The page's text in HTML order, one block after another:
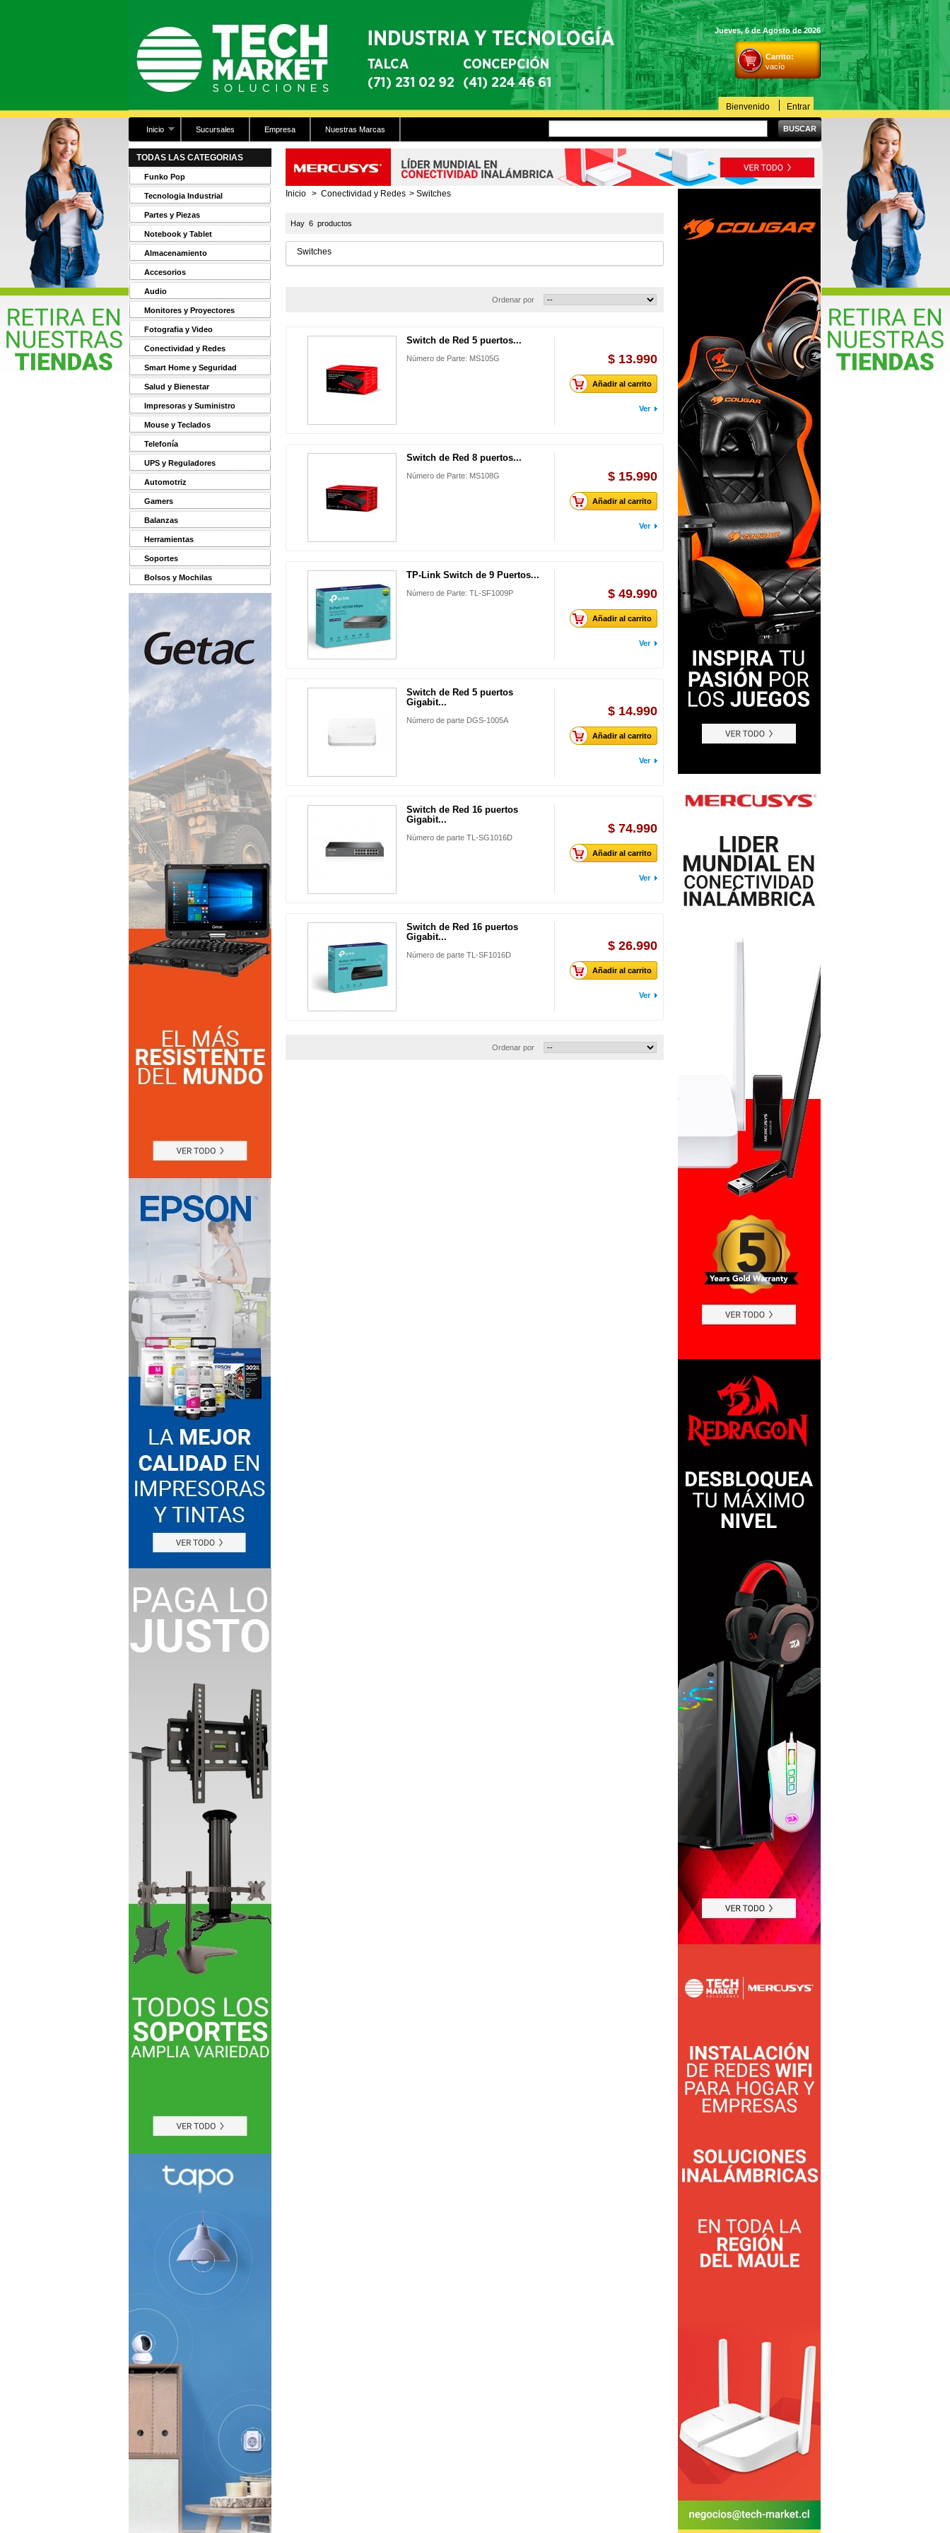
Jueves, 6 de Agosto de 2026
Carrito:
vacío
Bienvenido Entrar
Inicio Sucursales Empresa Nuestras Marcas
TODAS LAS CATEGORIAS
Funko Pop
Tecnologia Industrial
Partes y Piezas
Notebook y Tablet
Almacenamiento
Accesorios
Audio
Monitores y Proyectores
Fotografia y Video
Conectividad y Redes
Smart Home y Seguridad
Salud y Bienestar
Impresoras y Suministro
Mouse y Teclados
Telefonía
UPS y Reguladores
Automotriz
Gamers
Balanzas
Herramientas
Soportes
Bolsos y Mochilas
Inicio > Conectividad y Redes > Switches
Hay 6 productos
Switches
Ordenar por
Switch de Red 5 puertos...
Número de Parte: MS105G $ 13.990
Añadir al carrito
Ver
Switch de Red 8 puertos...
Número de Parte: MS108G $ 15.990
Añadir al carrito
Ver
TP-Link Switch de 9 Puertos...
Número de Parte: TL-SF1009P $ 49.990
Añadir al carrito
Ver
Switch de Red 5 puertos
Gigabit...
Número de parte DGS-1005A
$ 14.990
Añadir al carrito
Ver
Switch de Red 16 puertos
Gigabit...
Número de parte TL-SG1016 D
$ 74.990
Añadir al carrito
Ver
Switch de Red 16 puertos
Gigabit...
Número de parte TL-SF1016D
$ 26.990
Añadir al carrito
Ver
Ordenar por